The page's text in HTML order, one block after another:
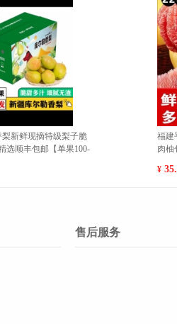
软肌牛油果乳液改善粗糙温
油紫苏水
售后服务